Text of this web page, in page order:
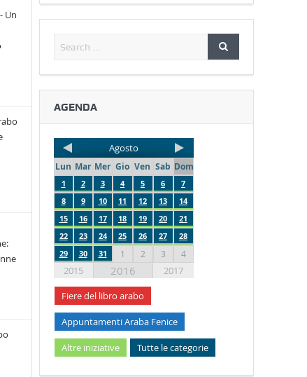
Un
AGENDA
Agosto
Lun Mar Mer Gio Ven Sab Dom
1 2 3 4 5 6
7
8
9 10 11 12 13
14
15
16 17 18 19 20
21
22
23 24 25 26 27
28
29
30 31 1 2 3 4
2015 2016
2017
Fiere del libro arabo
Appuntamenti Araba Fenice
Altre iniziative Tutte le categorie